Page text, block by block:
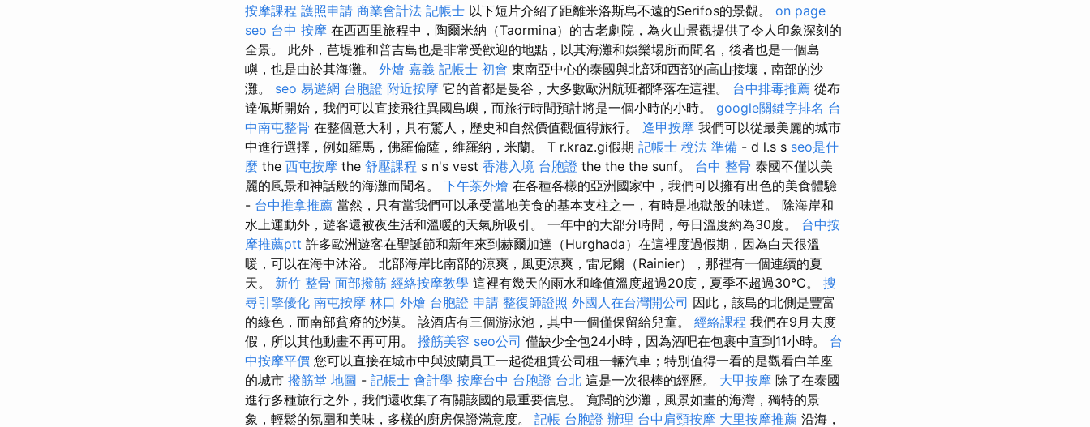
按摩課程 護照申請 商業會計法 記帳士 以下短片介紹了距離米洛斯島不遠的Serifos的景觀。 on page
seo 台中 按摩 在西西里旅程中，陶爾米納（Taormina）的古老劇院，為火山景觀提供了令人印象深刻的
全景。 此外，芭堤雅和普吉島也是非常受歡迎的地點，以其海灘和娛樂場所而聞名，後者也是一個島
嶼，也是由於其海灘。 外燴 嘉義 記帳士 初會 東南亞中心的泰國與北部和西部的高山接壤，南部的沙
灘。 seo 易遊網 台胞證 附近按摩 它的首都是曼谷，大多數歐洲航班都降落在這裡。 台中排毒推薦 從布
達佩斯開始，我們可以直接飛往異國島嶼，而旅行時間預計將是一個小時的小時。 google關鍵字排名 台
中南屯整骨 在整個意大利，具有驚人，歷史和自然價值觀值得旅行。 逢甲按摩 我們可以從最美麗的城市
中進行選擇，例如羅馬，佛羅倫薩，維羅納，米蘭。 T r.kraz.gi假期 記帳士 稅法 準備 - d l.s s seo是什
麼 the 西屯按摩 the 舒壓課程 s n's vest 香港入境 台胞證 the the the sunf。 台中 整骨 泰國不僅以美
麗的風景和神話般的海灘而聞名。 下午茶外燴 在各種各樣的亞洲國家中，我們可以擁有出色的美食體驗
- 台中推拿推薦 當然，只有當我們可以承受當地美食的基本支柱之一，有時是地獄般的味道。 除海岸和
水上運動外，遊客還被夜生活和溫暖的天氣所吸引。 一年中的大部分時間，每日溫度約為30度。 台中按
摩推薦ptt 許多歐洲遊客在聖誕節和新年來到赫爾加達（Hurghada）在這裡度過假期，因為白天很溫
暖，可以在海中沐浴。 北部海岸比南部的涼爽，風更涼爽，雷尼爾（Rainier），那裡有一個連續的夏
天。 新竹 整骨 面部撥筋 經絡按摩教學 這裡有幾天的雨水和峰值溫度超過20度，夏季不超過30°C。 搜
尋引擎優化 南屯按摩 林口 外燴 台胞證 申請 整復師證照 外國人在台灣開公司 因此，該島的北側是豐富
的綠色，而南部貧瘠的沙漠。 該酒店有三個游泳池，其中一個僅保留給兒童。 經絡課程 我們在9月去度
假，所以其他動畫不再可用。 撥筋美容 seo公司 僅缺少全包24小時，因為酒吧在包裹中直到11小時。 台
中按摩平價 您可以直接在城市中與波蘭員工一起從租賃公司租一輛汽車；特別值得一看的是觀看白羊座
的城市 撥筋堂 地圖 - 記帳士 會計學 按摩台中 台胞證 台北 這是一次很棒的經歷。 大甲按摩 除了在泰國
進行多種旅行之外，我們還收集了有關該國的最重要信息。 寬闊的沙灘，風景如畫的海灣，獨特的景
象，輕鬆的氛圍和美味，多樣的廚房保證滿意度。 記帳 台胞證 辦理 台中肩頸按摩 大里按摩推薦 沿海，